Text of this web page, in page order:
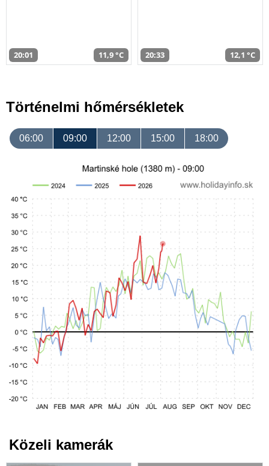
20:01 11,9 °C 20:33 12,1 °C
Történelmi hőmérsékletek
06:00 09:00 12:00 15:00 18:00
Közeli kamerák